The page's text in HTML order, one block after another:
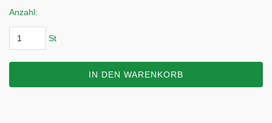
Anzahl:
St
IN DEN WARENKORB